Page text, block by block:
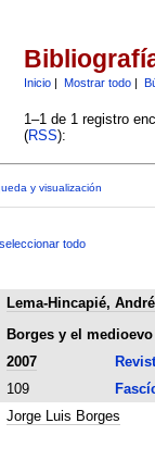
Inicio| Mostrar todo|
1–1 de 1 registro
(RSS):
y visualización
todo
Lema-Hincapié,
Borges y el
2007
109
Jorge Luis Borges